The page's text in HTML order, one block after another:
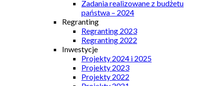
Zadania realizowane z budżetu
państwa – 2024
Regranting
Regranting 2023
Regranting 2022
Inwestycje
Projekty 2024 i 2025
Projekty 2023
Projekty 2022